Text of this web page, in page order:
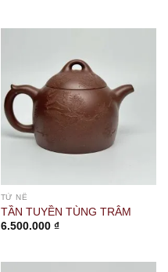
TỬ NÊ
TẦN TUYỀN TÙNG TRÂM
6.500.000 ₫